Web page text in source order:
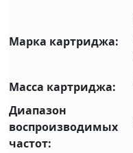
Марка картриджа:
Масса картриджа:
Диапазон
воспроизводимых
частот: